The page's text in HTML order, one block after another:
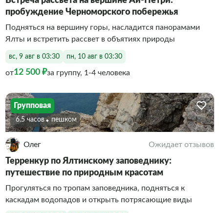
пробуждение Черноморского побережья
Подняться на вершину горы, насладится панорамами
Ялты и встретить рассвет в объятиях природы
вс, 9 авг в 03:30 пн, 10 авг в 03:30
от12 500 ₽за группу, 1-4 человека
Групповая
6.5 часов Пешком
Олег Ожидает отзывов
Терренкур по Ялтинскому заповеднику:
путешествие по природным красотам
Прогуляться по тропам заповедника, подняться к
каскадам водопадов и открыть потрясающие виды